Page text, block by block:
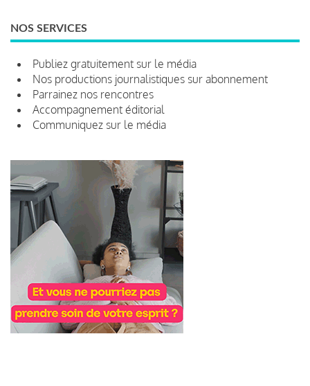
NOS SERVICES
Publiez gratuitement sur le média
Nos productions journalistiques sur abonnement
Parrainez nos rencontres
Accompagnement éditorial
Communiquez sur le média